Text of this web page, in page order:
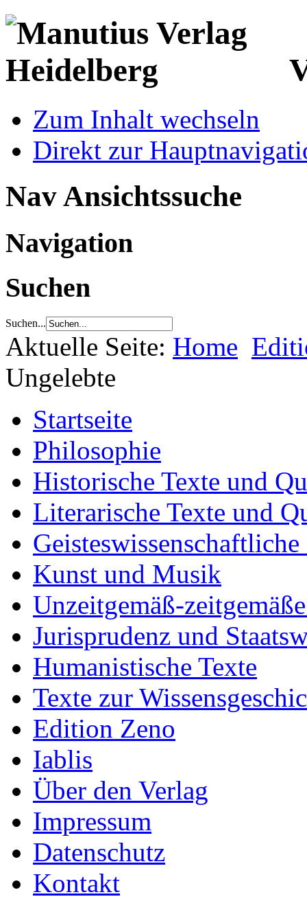
Zum Inhalt wechseln
Direkt zur
Nav Ansichtssuche
Navigation
Suchen
Suchen...
Aktuelle Seite: Home
Ungelebte
Startseite
Philosophie
Historische Texte und
Literarische Texte und
Kunst und Musik
Unzeitgemäß-
Jurisprudenz und
Humanistische Texte
Texte zur
Edition Zeno
Iablis
Über den Verlag
Impressum
Datenschutz
Kontakt